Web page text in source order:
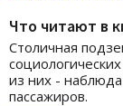
Что читают в
Столичная
из них -
пассажиров.